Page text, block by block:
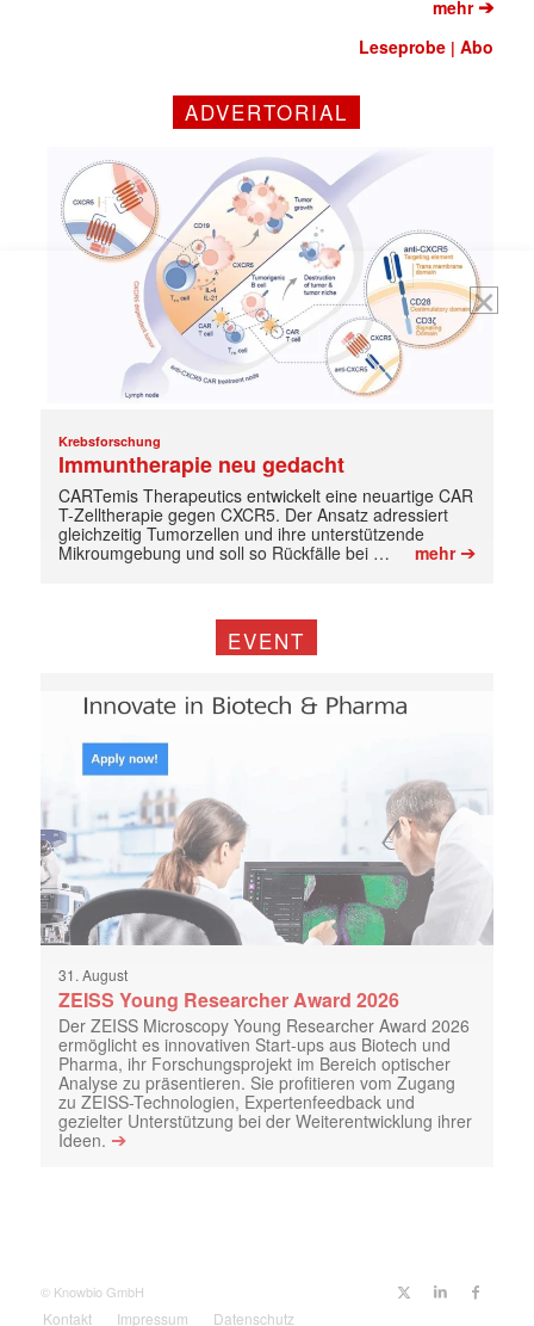
Mit dem |transkript-Newsletter
jede Woche aktuell informiert.
E-
Mail
(erforderlich)
mehr➔
Leseprobe |Abo
ADVERTORIAL
Krebsforschung
Immuntherapie neu gedacht
CARTemis Therapeutics entwickelt eine neuartige CAR
T-Zelltherapie gegen CXCR5. Der Ansatz adressiert
gleichzeitig Tumorzellen und ihre unterstützende
Mikroumgebung und soll so Rückfälle bei …
mehr➔
EVENT
31. August
ZEISS Young Researcher Award 2026
Der ZEISS Microscopy Young Researcher Award 2026
ermöglicht es innovativen Start-ups aus Biotech und
Pharma, ihr Forschungsprojekt im Bereich optischer
Analyse zu präsentieren. Sie profitieren vom Zugang
zu ZEISS-Technologien, Expertenfeedback und
gezielter Unterstützung bei der Weiterentwicklung ihrer
Ideen. ➔
© Knowbio GmbH
Kontakt Impressum Datenschutz